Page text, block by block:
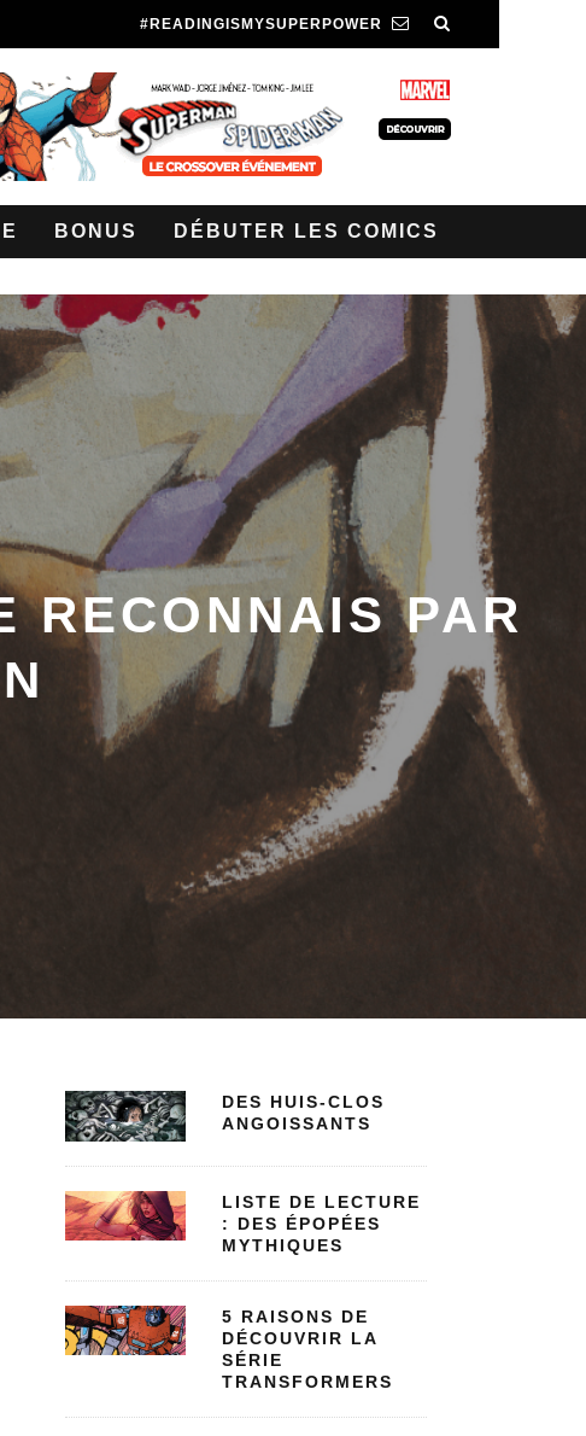
#READINGISMYSUPERPOWER
BONUS DÉBUTER LES COMICS
RECONNAIS PAR
DES HUIS-CLOS
ANGOISSANTS
LISTE DE LECTURE
: DES ÉPOPÉES
MYTHIQUES
5 RAISONS DE
DÉCOUVRIR LA
SÉRIE
TRANSFORMERS